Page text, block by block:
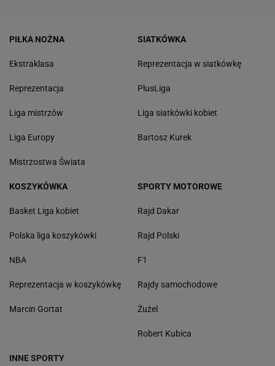
PIŁKA NOŻNA
Ekstraklasa
Reprezentacja
Liga mistrzów
Liga Europy
Mistrzostwa Świata
SIATKÓWKA
Reprezentacja w siatkówkę
PlusLiga
Liga siatkówki kobiet
Bartosz Kurek
KOSZYKÓWKA
Basket Liga kobiet
Polska liga koszykówki
NBA
Reprezentacja w koszykówkę
Marcin Gortat
SPORTY MOTOROWE
Rajd Dakar
Rajd Polski
F1
Rajdy samochodowe
Żużel
Robert Kubica
INNE SPORTY